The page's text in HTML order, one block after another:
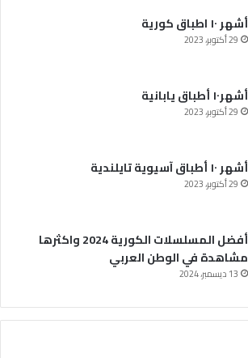
أشهر ١٠ اطباق كورية
29 أكتوبر، 2023
أشهر١٠ أطباق يابانية
29 أكتوبر، 2023
أشهر ١٠ أطباق آسيوية تايلندية
29 أكتوبر، 2023
أفضل المسلسلات الكورية 2024 واكثرها
مشاهدة في الوطن العربي
13 ديسمبر، 2024